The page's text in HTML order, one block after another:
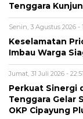
Tenggara
Senin, 3 Agustus 2026 -
Keselamatan
Imbau Warga
Jumat, 31 Juli 2026 -
Perkuat Sinergi
Tenggara Gelar
OKP Cipayung